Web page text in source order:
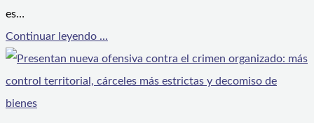
es…
Continuar leyendo ...